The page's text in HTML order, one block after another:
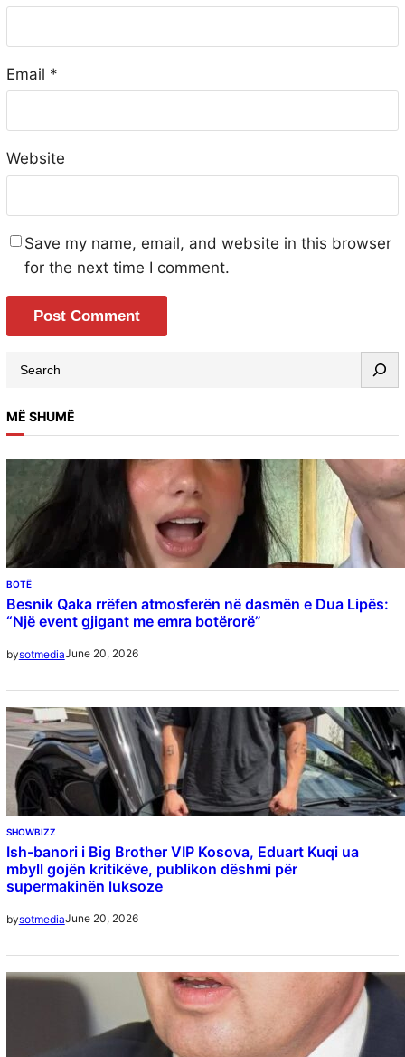
Email *
Website
Save my name, email, and website in this browser
for the next time I comment.
MË SHUMË
BOTË
Besnik Qaka rrëfen atmosferën në dasmën e Dua Lipës:
“Një event gjigant me emra botërorë”
bysotmediaJune 20, 2026
SHOWBIZZ
Ish-banori i Big Brother VIP Kosova, Eduart Kuqi ua
mbyll gojën kritikëve, publikon dëshmi për
supermakinën luksoze
bysotmediaJune 20, 2026